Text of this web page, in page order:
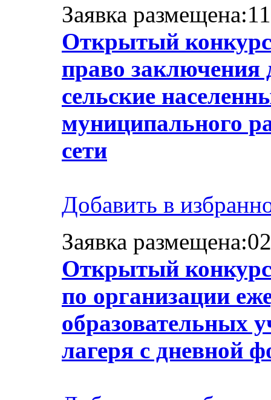
Заявка
Открытый
право заключения
сельские
муниципального
сети
Добавить в
Заявка
Открытый конкурс
по организации
образовательных
лагеря с дневной